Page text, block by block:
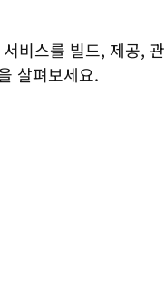
비스를 빌드, 제공, 관
살펴보세요.